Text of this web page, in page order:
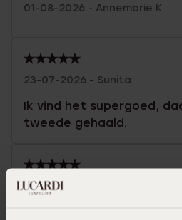
01-08-2026 - Annemarie K.
23-07-2026 - Sunita
Ik vind het supergoed,
tweede gehaald.
15-06-2026 - Iwona